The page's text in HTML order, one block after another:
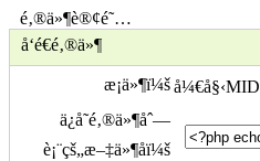
é‚®ä»¶è®¢é˜…
å‘é€é‚®ä»¶
æ¡ä»¶ï¼šå¼€å§‹MID
ä¿å­˜é‚®ä»¶åˆ—
è¡¨çš„æ–‡ä»¶åï¼š